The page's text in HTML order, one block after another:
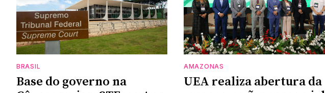
BRASIL
Base do governo na
AMAZONAS
UEA realiza abertura da